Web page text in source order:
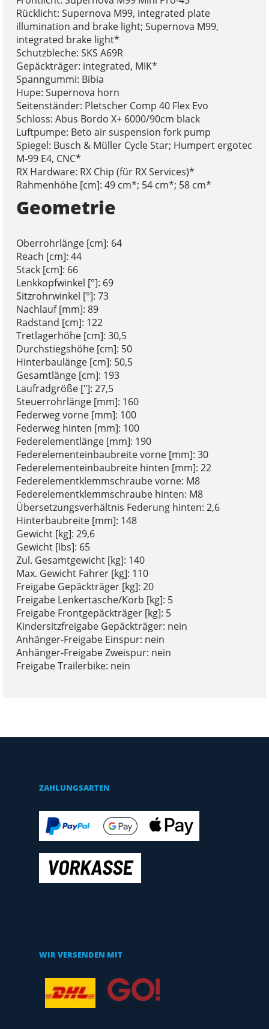
Rücklicht: Supernova M99, integrated plate
illumination and brake light; Supernova M99,
integrated brake light*
Schutzbleche: SKS A69R
Gepäckträger: integrated, MIK*
Spanngummi: Bibia
Hupe: Supernova horn
Seitenständer: Pletscher Comp 40 Flex Evo
Schloss: Abus Bordo X+ 6000/90cm black
Luftpumpe: Beto air suspension fork pump
Spiegel: Busch & Müller Cycle Star; Humpert ergotec
M-99 E4, CNC*
RX Hardware: RX Chip (für RX Services)*
Rahmenhöhe [cm]: 49 cm*; 54 cm*; 58 cm*
Geometrie
Oberrohrlänge [cm]: 64
Reach [cm]: 44
Stack [cm]: 66
Lenkkopfwinkel [°]: 69
Sitzrohrwinkel [°]: 73
Nachlauf [mm]: 89
Radstand [cm]: 122
Tretlagerhöhe [cm]: 30,5
Durchstiegshöhe [cm]: 50
Hinterbaulänge [cm]: 50,5
Gesamtlänge [cm]: 193
Laufradgröße ["]: 27,5
Steuerrohrlänge [mm]: 160
Federweg vorne [mm]: 100
Federweg hinten [mm]: 100
Federelementlänge [mm]: 190
Federelementeinbaubreite vorne [mm]: 30
Federelementeinbaubreite hinten [mm]: 22
Federelementklemmschraube vorne: M8
Federelementklemmschraube hinten: M8
Übersetzungsverhältnis Federung hinten: 2,6
Hinterbaubreite [mm]: 148
Gewicht [kg]: 29,6
Gewicht [lbs]: 65
Zul. Gesamtgewicht [kg]: 140
Max. Gewicht Fahrer [kg]: 110
Freigabe Gepäckträger [kg]: 20
Freigabe Lenkertasche/Korb [kg]: 5
Freigabe Frontgepäckträger [kg]: 5
Kindersitzfreigabe Gepäckträger: nein
Anhänger-Freigabe Einspur: nein
Anhänger-Freigabe Zweispur: nein
Freigabe Trailerbike: nein
ZAHLUNGSARTEN
WIR VERSENDEN MIT